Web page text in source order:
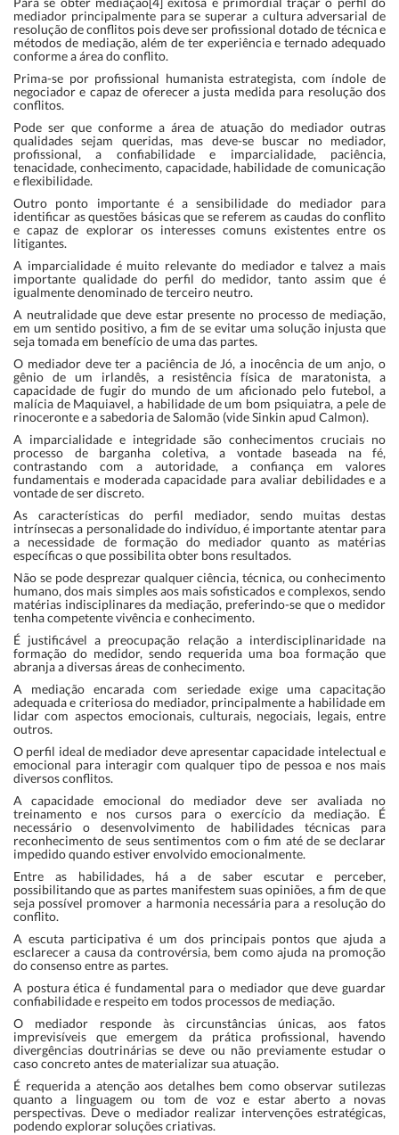
mediador principalmente para se superar a cultura adversarial de
resolução de conflitos pois deve ser profissional dotado de técnica e
métodos de mediação, além de ter experiência e ternado adequado
conforme a área do conflito.
Prima-se por profissional humanista estrategista, com índole de
negociador e capaz de oferecer a justa medida para resolução dos
conflitos.
Pode ser que conforme a área de atuação do mediador outras
qualidades sejam queridas, mas deve-se buscar no mediador,
profissional, a confiabilidade e imparcialidade, paciência,
tenacidade, conhecimento, capacidade, habilidade de comunicação
e flexibilidade.
Outro ponto importante é a sensibilidade do mediador para
identificar as questões básicas que se referem as caudas do conflito
e capaz de explorar os interesses comuns existentes entre os
litigantes.
A imparcialidade é muito relevante do mediador e talvez a mais
importante qualidade do perfil do medidor, tanto assim que é
igualmente denominado de terceiro neutro.
A neutralidade que deve estar presente no processo de mediação,
em um sentido positivo, a fim de se evitar uma solução injusta que
seja tomada em benefício de uma das partes.
O mediador deve ter a paciência de Jó, a inocência de um anjo, o
gênio de um irlandês, a resistência física de maratonista, a
capacidade de fugir do mundo de um aficionado pelo futebol, a
malícia de Maquiavel, a habilidade de um bom psiquiatra, a pele de
rinoceronte e a sabedoria de Salomão (vide Sinkin apud Calmon).
A imparcialidade e integridade são conhecimentos cruciais no
processo de barganha coletiva, a vontade baseada na fé,
contrastando com a autoridade, a confiança em valores
fundamentais e moderada capacidade para avaliar debilidades e a
vontade de ser discreto.
As características do perfil mediador, sendo muitas destas
intrínsecas a personalidade do indivíduo, é importante atentar para
a necessidade de formação do mediador quanto as matérias
específicas o que possibilita obter bons resultados.
Não se pode desprezar qualquer ciência, técnica, ou conhecimento
humano, dos mais simples aos mais sofisticados e complexos, sendo
matérias indisciplinares da mediação, preferindo-se que o medidor
tenha competente vivência e conhecimento.
É justificável a preocupação relação a interdisciplinaridade na
formação do medidor, sendo requerida uma boa formação que
abranja a diversas áreas de conhecimento.
A mediação encarada com seriedade exige uma capacitação
adequada e criteriosa do mediador, principalmente a habilidade em
lidar com aspectos emocionais, culturais, negociais, legais, entre
outros.
O perfil ideal de mediador deve apresentar capacidade intelectual e
emocional para interagir com qualquer tipo de pessoa e nos mais
diversos conflitos.
A capacidade emocional do mediador deve ser avaliada no
treinamento e nos cursos para o exercício da mediação. É
necessário o desenvolvimento de habilidades técnicas para
reconhecimento de seus sentimentos com o fim até de se declarar
impedido quando estiver envolvido emocionalmente.
Entre as habilidades, há a de saber escutar e perceber,
possibilitando que as partes manifestem suas opiniões, a fim de que
seja possível promover a harmonia necessária para a resolução do
conflito.
A escuta participativa é um dos principais pontos que ajuda a
esclarecer a causa da controvérsia, bem como ajuda na promoção
do consenso entre as partes.
A postura ética é fundamental para o mediador que deve guardar
confiabilidade e respeito em todos processos de mediação.
O mediador responde às circunstâncias únicas, aos fatos
imprevisíveis que emergem da prática profissional, havendo
divergências doutrinárias se deve ou não previamente estudar o
caso concreto antes de materializar sua atuação.
É requerida a atenção aos detalhes bem como observar sutilezas
quanto a linguagem ou tom de voz e estar aberto a novas
perspectivas. Deve o mediador realizar intervenções estratégicas,
podendo explorar soluções criativas.